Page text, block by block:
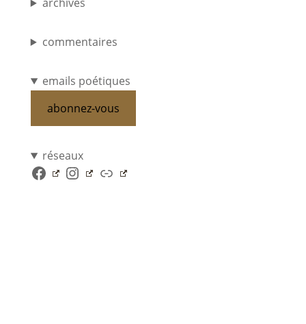
commentaires
emails poétiques
abonnez-vous
réseaux
Facebook
Instagram
Lien